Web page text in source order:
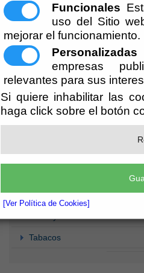
Funcionales
uso del Sitio
mejorar el funcionamiento.
Personalizadas
empresas
relevantes para sus
Si quiere inhabilitar las
haga click sobre el botón
[Ver Política de Cookies]
Alimentación
Alimentos al Por Mayor
Carnicerías
Electrodomésticos
Estancos
Librerías y Papelerías
Maquinas Expendedoras de
Materiales de Construcción
Tabacos